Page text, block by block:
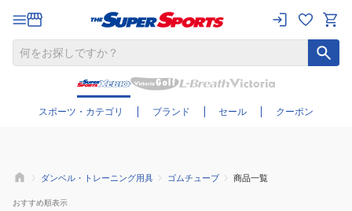
スポーツ・カテゴリ ブランド セール クーポン
さらに絞り込む
ダンベル・トレーニング用具 ゴムチューブ 商品一覧
おすすめ順表示